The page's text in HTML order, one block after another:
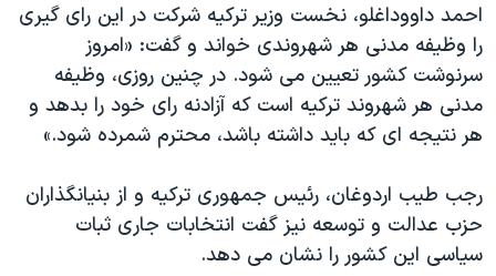
احمد داووداغلو، نخست وزیر ترکیه شرکت در این رای گیری
را وظیفه مدنی هر شهروندی خواند و گفت: «امروز
سرنوشت کشور تعیین می شود. در چنین روزی، وظیفه
مدنی هر شهروند ترکیه است که آزادنه رای خود را بدهد و
هر نتیجه ای که باید داشته باشد، محترم شمرده شود.»
رجب طیب اردوغان، رئیس جمهوری ترکیه و از بنیانگذاران
حزب عدالت و توسعه نیز گفت انتخابات جاری ثبات
سیاسی این کشور را نشان می دهد.